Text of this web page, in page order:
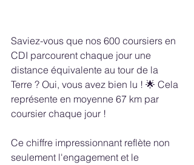
Saviez-vous que nos 600 coursiers en
CDI parcourent chaque jour une
distance équivalente au tour de la
Terre ? Oui, vous avez bien lu ! 🌟 Cela
représente en moyenne 67 km par
coursier chaque jour !
Ce chiffre impressionnant reflète non
seulement l'engagement et le